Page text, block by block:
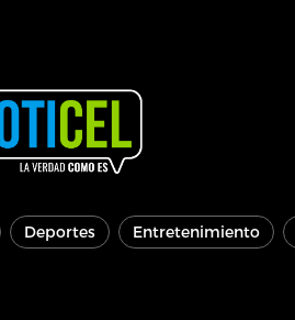
Deportes Entretenimiento